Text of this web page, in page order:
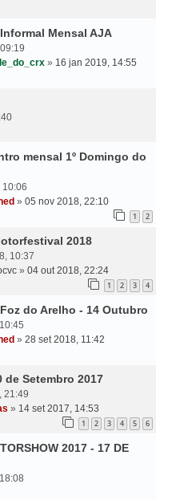
Mensal AJA
» 16 jan 2019, 14:55
mensal 1º Domingo do
10:06
» 05 nov 2018, 22:10
1 2
2018
10:37
» 04 out 2018, 22:24
1 2 3 4
do Arelho - 14 Outubro
» 28 set 2018, 11:42
Setembro 2017
21:49
» 14 set 2017, 14:53
1 2 3 4 5 6
2017 - 17 DE